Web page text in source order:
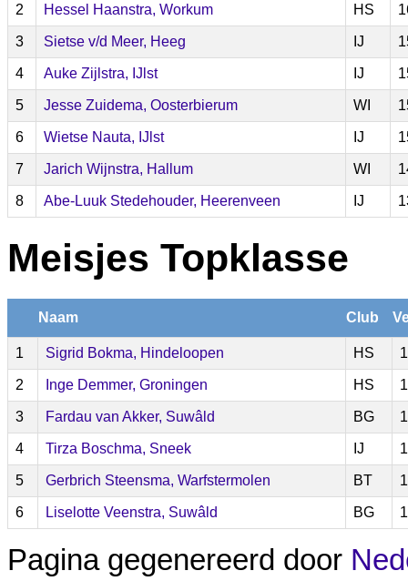
2 Hessel Haanstra, Workum HS
3 Sietse v/d Meer, Heeg IJ
4 Auke Zijlstra, IJlst IJ
5 Jesse Zuidema, Oosterbierum WI
6 Wietse Nauta, IJlst IJ
7 Jarich Wijnstra, Hallum WI
8 Abe-Luuk Stedehouder, Heerenveen IJ
Meisjes Topklasse
Naam Club
1 Sigrid Bokma, Hindeloopen HS
2 Inge Demmer, Groningen HS
3 Fardau van Akker, Suwâld BG
4 Tirza Boschma, Sneek IJ
5 Gerbrich Steensma, Warfstermolen BT
6 Liselotte Veenstra, Suwâld BG
Pagina gegenereerd door